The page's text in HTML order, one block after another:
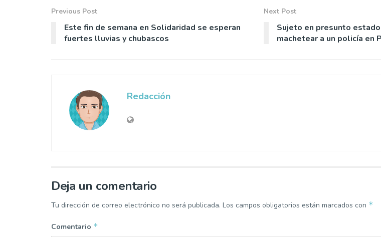
Previous Post
Este fin de semana en Solidaridad se esperan
fuertes lluvias y chubascos
Next Post
Sujeto en presunto
machetear a un policía en
Redacción
Deja un comentario
Tu dirección de correo electrónico no será publicada. Los campos obligatorios están marcados con *
Comentario *